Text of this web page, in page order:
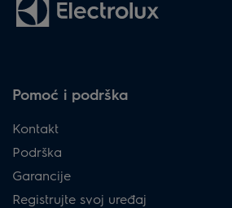
Pomoć i podrška
Kontakt
Podrška
Garancije
Registrujte svoj uređaj